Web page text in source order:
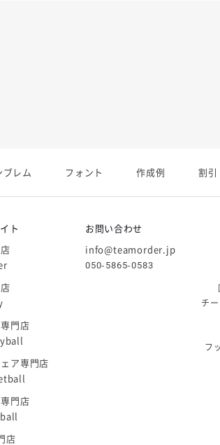
ブレム フォント 作成例 割引
ト
門店
ア専門店
門店
店
お問い合わせ
info@teamorder.jp
050-5865-0583
チ
フ